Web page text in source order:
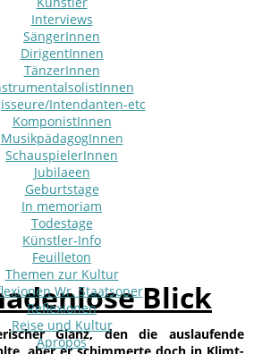
Interviews
SängerInnen
DirigentInnen
TänzerInnen
Intendanten-etc
KomponistInnen
MusikpädagogInnen
SchauspielerInnen
Jubilaeen
Geburtstage
In memoriam
Todestage
Künstler-Info
Feuilleton
Themen zur Kultur
Wr. Staatsoper
Reflexionen
Reise und Kultur
Apropos
Blick
Glanz, den die auslaufende